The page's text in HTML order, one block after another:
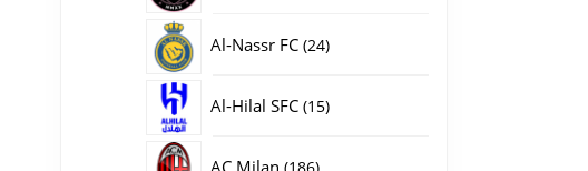
Al-Nassr FC 2424
Al-Hilal SFC 1515
186